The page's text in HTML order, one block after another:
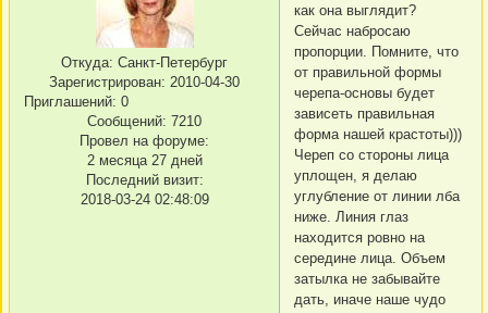
Откуда: Санкт-Петербург
Зарегистрирован: 2010-04-30
Приглашений: 0
Сообщений: 7210
Провел на форуме:
2 месяца 27 дней
Последний визит:
2018-03-24 02:48:09
как она выглядит?
Сейчас набросаю
пропорции. Помните, что
от правильной формы
черепа-основы будет
зависеть правильная
форма нашей крастоты)))
Череп со стороны лица
уплощен, я делаю
углубление от линии лба
ниже. Линия глаз
находится ровно на
середине лица. Объем
затылка не забывайте
дать, иначе наше чудо